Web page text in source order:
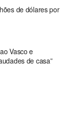
de dólares por
Vasco e
de casa”